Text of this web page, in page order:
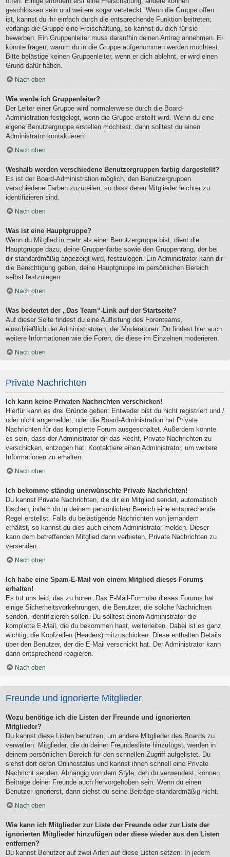
geschlossen sein und weitere sogar versteckt. Wenn die Gruppe offen
ist, kannst du ihr einfach durch die entsprechende Funktion beitreten;
verlangt die Gruppe eine Freischaltung, so kannst du dich für sie
bewerben. Ein Gruppenleiter muss daraufhin deinen Antrag annehmen. Er
könnte fragen, warum du in die Gruppe aufgenommen werden möchtest.
Bitte belästige keinen Gruppenleiter, wenn er dich ablehnt, er wird einen
Grund dafür haben.
Nach oben
Wie werde ich Gruppenleiter?
Der Leiter einer Gruppe wird normalerweise durch die Board-
Administration festgelegt, wenn die Gruppe erstellt wird. Wenn du eine
eigene Benutzergruppe erstellen möchtest, dann solltest du einen
Administrator kontaktieren.
Nach oben
Weshalb werden verschiedene Benutzergruppen farbig dargestellt?
Es ist der Board-Administration möglich, den Benutzergruppen
verschiedene Farben zuzuteilen, so dass deren Mitglieder leichter zu
identifizieren sind.
Nach oben
Was ist eine Hauptgruppe?
Wenn du Mitglied in mehr als einer Benutzergruppe bist, dient die
Hauptgruppe dazu, deine Gruppenfarbe sowie den Gruppenrang, der bei
dir standardmäßig angezeigt wird, festzulegen. Ein Administrator kann dir
die Berechtigung geben, deine Hauptgruppe im persönlichen Bereich
selbst festzulegen.
Nach oben
Was bedeutet der „Das Team“-Link auf der Startseite?
Auf dieser Seite findest du eine Auflistung des Forenteams,
einschließlich der Administratoren, der Moderatoren. Du findest hier auch
weitere Informationen wie die Foren, die diese im Einzelnen moderieren.
Nach oben
Private Nachrichten
Ich kann keine Privaten Nachrichten verschicken!
Hierfür kann es drei Gründe geben: Entweder bist du nicht registriert und /
oder nicht angemeldet, oder die Board-Administration hat Private
Nachrichten für das komplette Forum ausgeschaltet. Außerdem könnte
es sein, dass der Administrator dir das Recht, Private Nachrichten zu
verschicken, entzogen hat. Kontaktiere einen Administrator, um weitere
Informationen zu erhalten.
Nach oben
Ich bekomme ständig unerwünschte Private Nachrichten!
Du kannst Private Nachrichten, die dir ein Mitglied sendet, automatisch
löschen, indem du in deinem persönlichen Bereich eine entsprechende
Regel erstellst. Falls du belästigende Nachrichten von jemandem
erhältst, so kannst du dies auch einem Administrator melden. Dieser
kann dem betreffenden Mitglied dann verbieten, Private Nachrichten zu
versenden.
Nach oben
Ich habe eine Spam-E-Mail von einem Mitglied dieses Forums
erhalten!
Es tut uns leid, das zu hören. Das E-Mail-Formular dieses Forums hat
einige Sicherheitsvorkehrungen, die Benutzer, die solche Nachrichten
senden, identifizieren sollen. Du solltest einem Administrator die
komplette E-Mail, die du bekommen hast, weiterleiten. Dabei ist es ganz
wichtig, die Kopfzeilen (Headers) mitzuschicken. Diese enthalten Details
über den Benutzer, der die E-Mail verschickt hat. Der Administrator kann
dann entsprechend reagieren.
Nach oben
Freunde und ignorierte Mitglieder
Wozu benötige ich die Listen der Freunde und ignorierten
Mitglieder?
Du kannst diese Listen benutzen, um andere Mitglieder des Boards zu
verwalten. Mitglieder, die du deiner Freundesliste hinzufügst, werden in
deinem persönlichen Bereich für den schnellen Zugriff aufgelistet. Du
siehst dort deren Onlinestatus und kannst ihnen schnell eine Private
Nachricht senden. Abhängig von dem Style, den du verwendest, können
Beiträge deiner Freunde auch hervorgehoben sein. Wenn du einen
Benutzer ignorierst, dann siehst du seine Beiträge standardmäßig nicht.
Nach oben
Wie kann ich Mitglieder zur Liste der Freunde oder zur Liste der
ignorierten Mitglieder hinzufügen oder diese wieder aus den Listen
entfernen?
Du kannst Benutzer auf zwei Arten auf diese Listen setzen: In jedem